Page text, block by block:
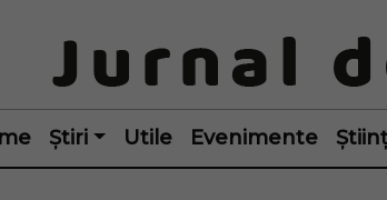
Știri Utile Evenimente